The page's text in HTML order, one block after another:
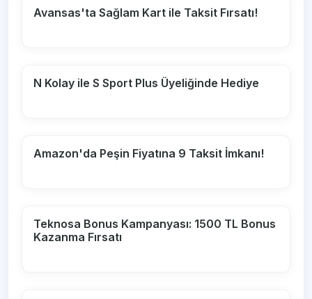
Avansas'ta Sağlam Kart ile Taksit Fırsatı!
N Kolay ile S Sport Plus Üyeliğinde Hediye
Amazon'da Peşin Fiyatına 9 Taksit İmkanı!
Teknosa Bonus Kampanyası: 1500 TL Bonus
Kazanma Fırsatı